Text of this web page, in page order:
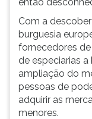
Com a
burguesia
fornecedores
de especiarias
ampliação do
pessoas de
adquirir as
menores.